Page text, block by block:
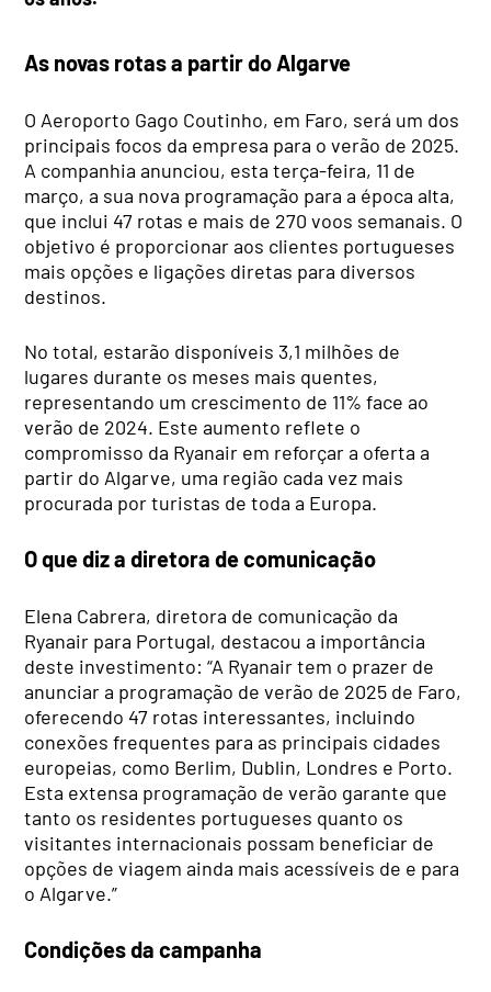
As novas rotas a partir do Algarve
O Aeroporto Gago Coutinho, em Faro, será um dos
principais focos da empresa para o verão de 2025.
A companhia anunciou, esta terça-feira, 11 de
março, a sua nova programação para a época alta,
que inclui 47 rotas e mais de 270 voos semanais. O
objetivo é proporcionar aos clientes portugueses
mais opções e ligações diretas para diversos
destinos.
No total, estarão disponíveis 3,1 milhões de
lugares durante os meses mais quentes,
representando um crescimento de 11% face ao
verão de 2024. Este aumento reflete o
compromisso da Ryanair em reforçar a oferta a
partir do Algarve, uma região cada vez mais
procurada por turistas de toda a Europa.
O que diz a diretora de comunicação
Elena Cabrera, diretora de comunicação da
Ryanair para Portugal, destacou a importância
deste investimento: “A Ryanair tem o prazer de
anunciar a programação de verão de 2025 de Faro,
oferecendo 47 rotas interessantes, incluindo
conexões frequentes para as principais cidades
europeias, como Berlim, Dublin, Londres e Porto.
Esta extensa programação de verão garante que
tanto os residentes portugueses quanto os
visitantes internacionais possam beneficiar de
opções de viagem ainda mais acessíveis de e para
o Algarve.”
Condições da campanha